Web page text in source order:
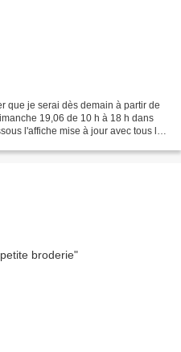
que je serai dès demain à partir de
19,06 de 10 h à 18 h dans
l'affiche mise à jour avec tous les